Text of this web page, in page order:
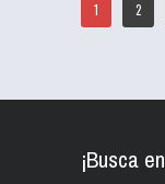
1 2
¡Busca